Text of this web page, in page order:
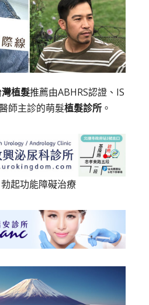
植髮推薦由ABHRS認證、IS
師主診的萌髮植髮診所。
勃起功能障礙治療